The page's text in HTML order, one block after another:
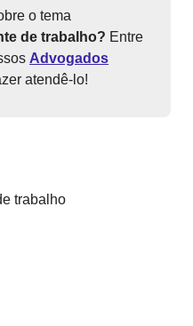
o tema
de trabalho? Entre
Advogados
atendê-lo!
trabalho